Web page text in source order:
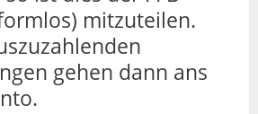
mitzuteilen.
gehen dann ans